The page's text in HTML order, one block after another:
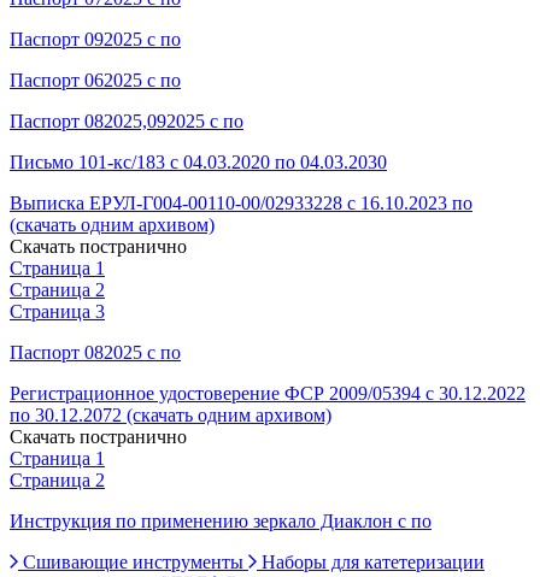
Паспорт 092025 с по
Паспорт 062025 с по
Паспорт 082025,092025 с по
Письмо 101-кс/183 с 04.03.2020 по 04.03.2030
Выписка ЕРУЛ-Г004-00110-00/02933228 с 16.10.2023 по
(скачать одним архивом)
Скачать постранично
Страница 1
Страница 2
Страница 3
Паспорт 082025 с по
Регистрационное удостоверение ФСР 2009/05394 с 30.12.2022
по 30.12.2072 (скачать одним архивом)
Скачать постранично
Страница 1
Страница 2
Инструкция по применению зеркало Диаклон с по
Сшивающие инструменты
Наборы для катетеризации